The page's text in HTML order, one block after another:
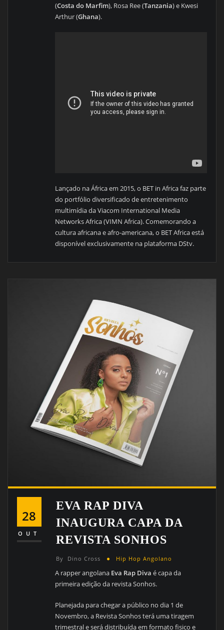
(Costa do Marfim), Rosa Ree (Tanzania) e Kwesi
Arthur (Ghana).
Lançado na África em 2015, o BET in Africa faz parte
do portfólio diversificado de entretenimento
multimídia da Viacom International Media
Networks Africa (VIMN Africa). Comemorando a
cultura africana e afro-americana, o BET Africa está
disponível exclusivamente na plataforma DStv.
28
OUT
EVA RAP DIVA
INAUGURA CAPA DA
REVISTA SONHOS
By Dino Cross Hip Hop Angolano
A rapper angolana Eva Rap Diva é capa da
primeira edição da revista Sonhos.
Planejada para chegar a público no dia 1 de
Novembro, a Revista Sonhos terá uma tiragem
trimestral e será distribuída em formato fisico e